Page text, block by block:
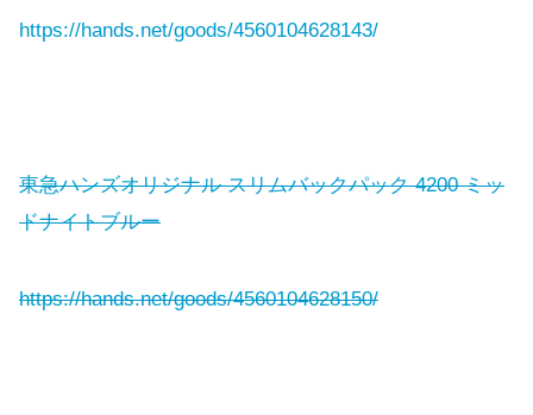
https://hands.net/goods/4560104628143/
東急ハンズオリジナル スリムバックパック 4200 ミッ
ドナイトブルー
https://hands.net/goods/4560104628150/